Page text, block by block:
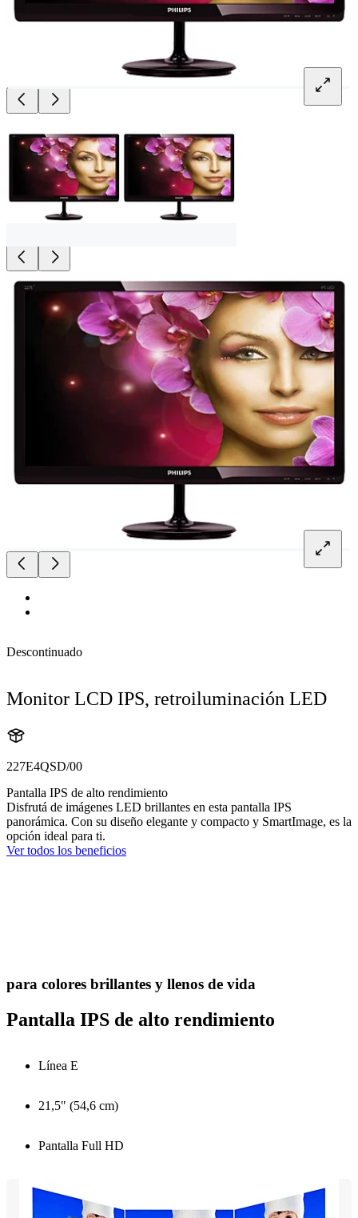
Descontinuado
Monitor LCD IPS, retroiluminación LED
227E4QSD/00
Pantalla IPS de alto rendimiento
Disfrutá de imágenes LED brillantes en esta pantalla IPS
panorámica. Con su diseño elegante y compacto y SmartImage, es la
opción ideal para ti.
Ver todos los beneficios
para colores brillantes y llenos de vida
Pantalla IPS de alto rendimiento
Línea E
21,5" (54,6 cm)
Pantalla Full HD